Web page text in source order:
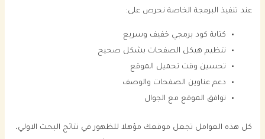
عند تنفيذ البرمجة الخاصة نحرص على:
كتابة كود برمجي خفيف وسريع
تنظيم هيكل الصفحات بشكل صحيح
تحسين وقت تحميل الموقع
دعم عناوين الصفحات والوصف
توافق الموقع مع الجوال
كل هذه العوامل تجعل موقعك مؤهلا للظهور في نتائج البحث الاولي،